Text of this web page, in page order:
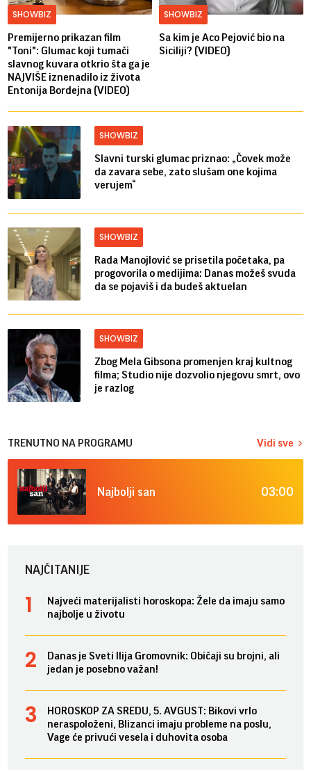
SHOWBIZ
Premijerno prikazan film
"Toni": Glumac koji tumači
slavnog kuvara otkrio šta ga je
NAJVIŠE iznenadilo iz života
Entonija Bordejna (VIDEO)
SHOWBIZ
Sa kim je Aco Pejović bio na
Siciliji? (VIDEO)
SHOWBIZ
Slavni turski glumac priznao: „Čovek može
da zavara sebe, zato slušam one kojima
verujem“
SHOWBIZ
Rada Manojlović se prisetila početaka, pa
progovorila o medijima: Danas možeš svuda
da se pojaviš i da budeš aktuelan
SHOWBIZ
Zbog Mela Gibsona promenjen kraj kultnog
filma; Studio nije dozvolio njegovu smrt, ovo
je razlog
TRENUTNO NA PROGRAMU Vidi sve
Najbolji san 03:00
NAJČITANIJE
Najveći materijalisti horoskopa: Žele da imaju samo
najbolje u životu
Danas je Sveti Ilija Gromovnik: Običaji su brojni, ali
jedan je posebno važan!
HOROSKOP ZA SREDU, 5. AVGUST: Bikovi vrlo
neraspoloženi, Blizanci imaju probleme na poslu,
Vage će privući vesela i duhovita osoba